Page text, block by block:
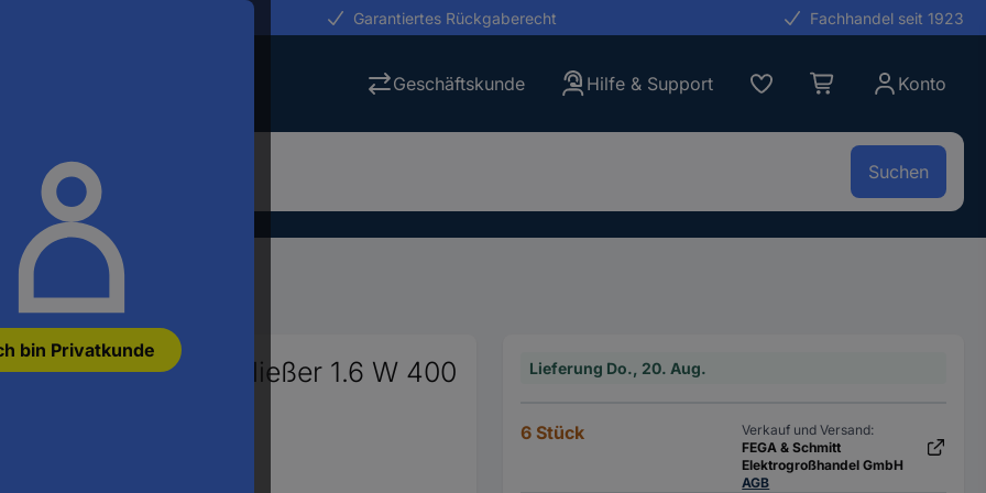
bin Privatkunde
Garantiertes Rückgaberecht Fachhandel seit 1923
Geschäftskunde Hilfe & Support Konto
Suchen
Schalttechnik
4 Schließer 1.6 W 400
Lieferung Do., 20. Aug.
6 Stück
Verkauf und Versand:
FEGA & Schmitt
Elektrogroßhandel GmbH
AGB